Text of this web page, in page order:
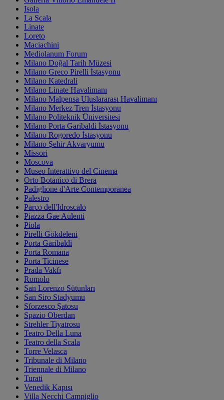
Isola
La Scala
Linate
Loreto
Maciachini
Mediolanum Forum
Milano Doğal Tarih Müzesi
Milano Greco Pirelli İstasyonu
Milano Katedrali
Milano Linate Havalimanı
Milano Malpensa Uluslararası Havalimanı
Milano Merkez Tren İstasyonu
Milano Politeknik Üniversitesi
Milano Porta Garibaldi İstasyonu
Milano Rogoredo İstasyonu
Milano Şehir Akvaryumu
Missori
Moscova
Museo Interattivo del Cinema
Orto Botanico di Brera
Padiglione d'Arte Contemporanea
Palestro
Parco dell'Idroscalo
Piazza Gae Aulenti
Piola
Pirelli Gökdeleni
Porta Garibaldi
Porta Romana
Porta Ticinese
Prada Vakfı
Romolo
San Lorenzo Sütunları
San Siro Stadyumu
Sforzesco Şatosu
Spazio Oberdan
Strehler Tiyatrosu
Teatro Della Luna
Teatro della Scala
Torre Velasca
Tribunale di Milano
Triennale di Milano
Turati
Venedik Kapısı
Villa Necchi Campiglio